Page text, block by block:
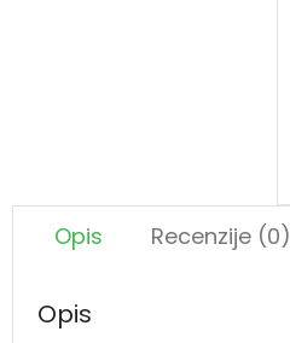
Opis Recenzije (0)
Opis